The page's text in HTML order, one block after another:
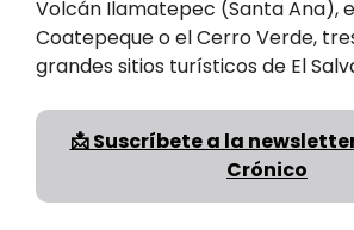
Volcán Ilamatepec (Santa Ana),
Coatepeque o el Cerro Verde,
grandes sitios turísticos de El
📩 Suscríbete a la
Crónico